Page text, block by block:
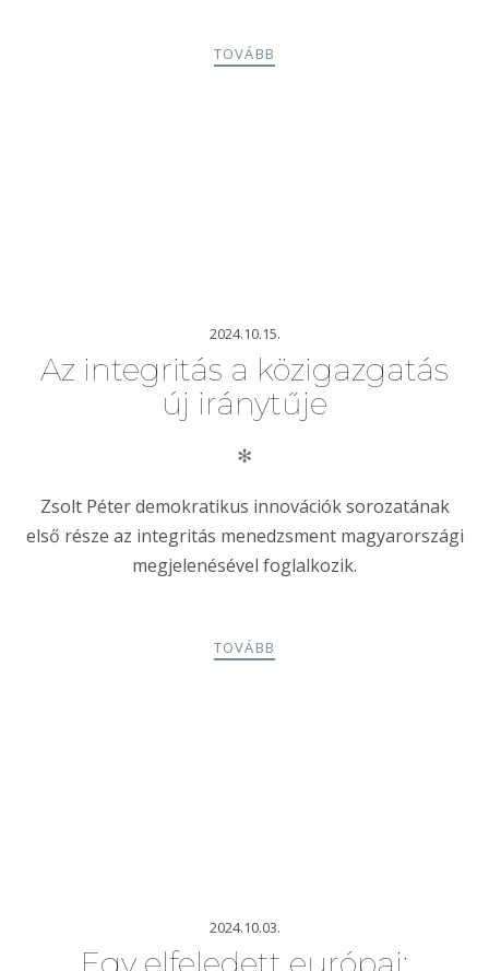
TOVÁBB
2024.10.15.
Az integritás a közigazgatás
új iránytűje
✻
Zsolt Péter demokratikus innovációk sorozatának
első része az integritás menedzsment magyarországi
megjelenésével foglalkozik.
TOVÁBB
2024.10.03.